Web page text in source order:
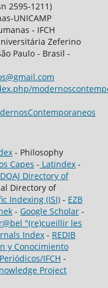
2595-1211)
UNICAMP
- IFCH
Zeferino
Paulo - Brasil -
- Philosophy
Capes - Latindex-
DOAJ Directory of
Directory of
Indexing (ISI)- EZB
- Google Scholar-
"(re)cueillir les
Index- REDIB
y Conocimiento
IFCH -
Project